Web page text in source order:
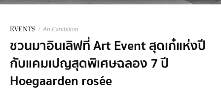
EVENTS / Art Exhibition
ชวนมาอินเลิฟที่ Art Event สุดเก๋แห่งปี
กับแคมเปญสุดพิเศษฉลอง 7 ปี
Hoegaarden rosée